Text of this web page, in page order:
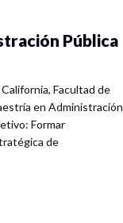
Pública
Facultad de
en Administración
Formar
de